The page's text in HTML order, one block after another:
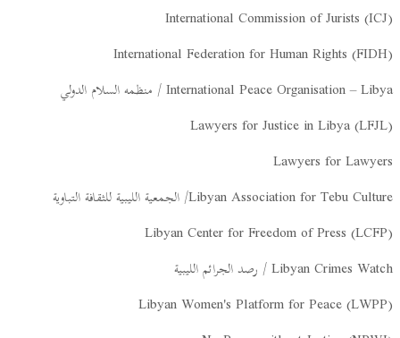
International Commission of Jurists (ICJ)
International Federation for Human Rights (FIDH)
International Peace Organisation – Libya / منظمه السلام الدولي
Lawyers for Justice in Libya (LFJL)
Lawyers for Lawyers
Libyan Association for Tebu Culture/ الجمعية الليبية للثقافة التباوية
Libyan Center for Freedom of Press (LCFP)
Libyan Crimes Watch / رصد الجرائم الليبية
Libyan Women's Platform for Peace (LWPP)